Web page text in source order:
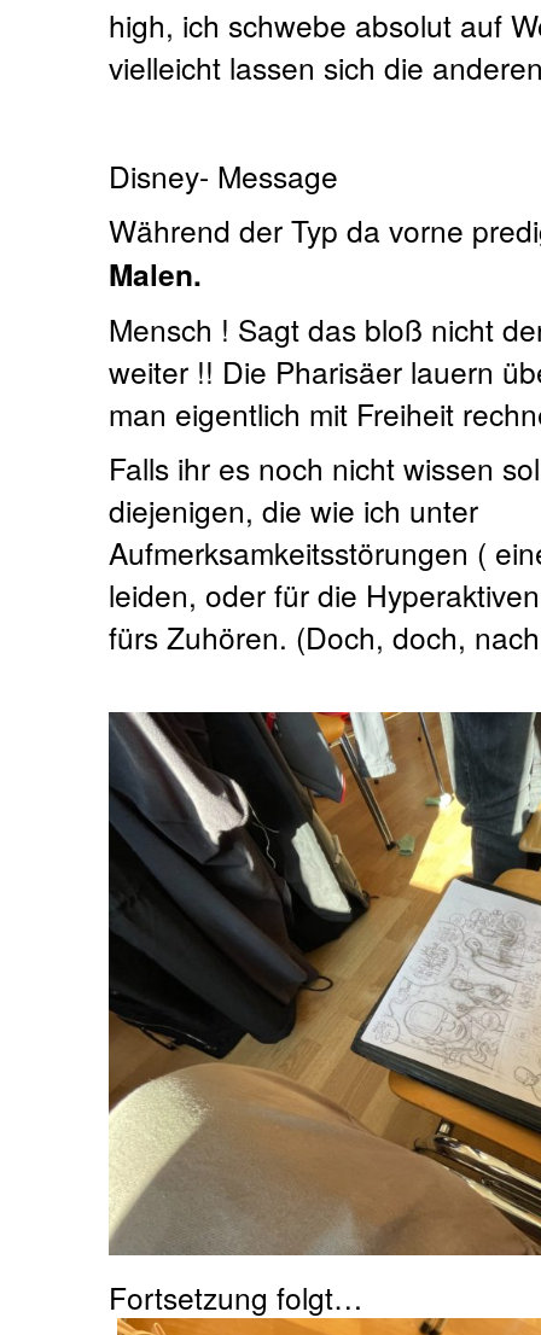
high, ich schwebe absolut auf
vielleicht lassen sich die
Disney- Message
Während der Typ da vorne
Malen.
Mensch ! Sagt das bloß nicht
weiter !! Die Pharisäer lauern
man eigentlich mit Freiheit
Falls ihr es noch nicht wissen
diejenigen, die wie ich unter
Aufmerksamkeitsstörungen (
leiden, oder für die
fürs Zuhören. (Doch, doch,
Fortsetzung folgt…